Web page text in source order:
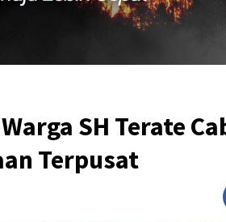
SH Terate
Terpusat